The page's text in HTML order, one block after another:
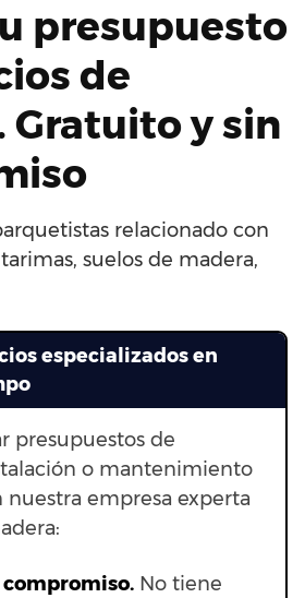
presupuesto
de
Gratuito y sin
relacionado con
suelos de madera,
especializados en
presupuestos de
o mantenimiento
empresa experta
No tiene